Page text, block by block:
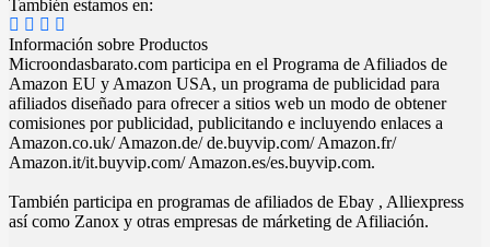
También estamos en:
Información sobre Productos
Microondasbarato.com participa en el Programa de Afiliados de
Amazon EU y Amazon USA, un programa de publicidad para
afiliados diseñado para ofrecer a sitios web un modo de obtener
comisiones por publicidad, publicitando e incluyendo enlaces a
Amazon.co.uk/ Amazon.de/ de.buyvip.com/ Amazon.fr/
Amazon.it/it.buyvip.com/ Amazon.es/es.buyvip.com.
También participa en programas de afiliados de Ebay , Alliexpress
así como Zanox y otras empresas de márketing de Afiliación.